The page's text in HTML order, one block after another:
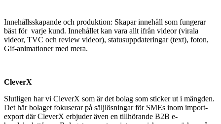
Innehållsskapande och produktion: Skapar innehåll som fungerar
bäst för varje kund. Innehållet kan vara allt ifrån videor (virala
videor, TVC och review videor), statusuppdateringar (text), foton,
Gif-animationer med mera.
CleverX
Slutligen har vi CleverX som är det bolag som sticker ut i mängden.
Det här bolaget fokuserar på säljlösningar för SMEs inom import-
export där CleverX erbjuder även en tillhörande B2B e-